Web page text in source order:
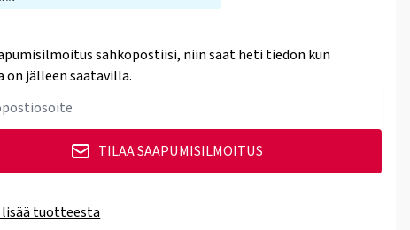
sähköpostiisi, niin saat heti tiedon kun
jälleen saatavilla.
TILAA SAAPUMISILMOITUS
lisää tuotteesta